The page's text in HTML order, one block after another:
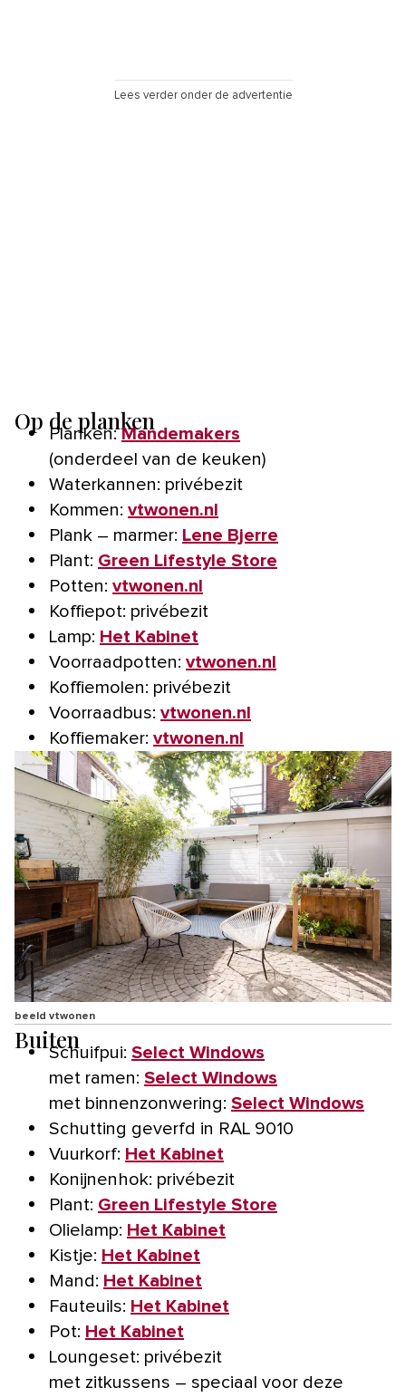
Lees verder onder de advertentie
Op de planken
Planken:Mandemakers
(onderdeel van de keuken)
Waterkannen: privébezit
Kommen: vtwonen.nl
Plank – marmer: Lene Bjerre
Plant: Green Lifestyle Store
Potten: vtwonen.nl
Koffiepot: privébezit
Lamp: Het Kabinet
Voorraadpotten: vtwonen.nl
Koffiemolen: privébezit
Voorraadbus: vtwonen.nl
Koffiemaker: vtwonen.nl
beeld vtwonen
BuitenSchuifpui: Select Windows
met ramen: Select Windows
met binnenzonwering: Select Windows
Schutting geverfd in RAL 9010
Vuurkorf: Het Kabinet
Konijnenhok: privébezit
Plant: Green Lifestyle Store
Olielamp: Het Kabinet
Kistje: Het Kabinet
Mand: Het Kabinet
Fauteuils: Het Kabinet
Pot: Het Kabinet
Loungeset: privébezit
met zitkussens – speciaal voor deze